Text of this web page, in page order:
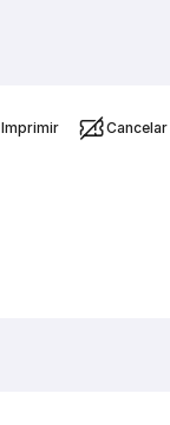
Imprimir Cancelar